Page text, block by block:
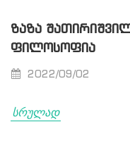
ᲖᲐᲖᲐ
ᲤᲘᲚᲝᲡᲝᲤᲘᲐ
2022/09/02
სრულად